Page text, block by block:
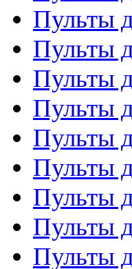
Пульты
Пульты
Пульты
Пульты
Пульты
Пульты
Пульты
Пульты
Пульты